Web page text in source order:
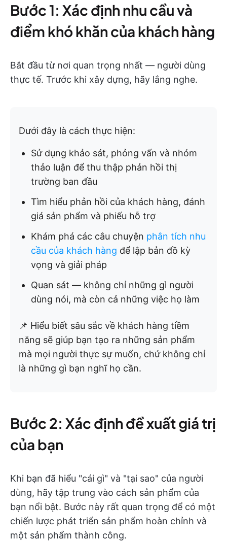
Bước 1: Xác định nhu cầu và
điểm khó khăn của khách hàng
Bắt đầu từ nơi quan trọng nhất — người dùng
thực tế. Trước khi xây dựng, hãy lắng nghe.
Dưới đây là cách thực hiện:
Sử dụng khảo sát, phỏng vấn và nhóm
thảo luận để thu thập phản hồi thị
trường ban đầu
Tìm hiểu phản hồi của khách hàng, đánh
giá sản phẩm và phiếu hỗ trợ
Khám phá các câu chuyện phân tích nhu
cầu của khách hàng để lập bản đồ kỳ
vọng và giải pháp
Quan sát — không chỉ những gì người
dùng nói, mà còn cả những việc họ làm
📌 Hiểu biết sâu sắc về khách hàng tiềm
năng sẽ giúp bạn tạo ra những sản phẩm
mà mọi người thực sự muốn, chứ không chỉ
là những gì bạn nghĩ họ cần.
Bước 2: Xác định đề xuất giá trị
của bạn
Khi bạn đã hiểu "cái gì" và "tại sao" của người
dùng, hãy tập trung vào cách sản phẩm của
bạn nổi bật. Bước này rất quan trọng để có một
chiến lược phát triển sản phẩm hoàn chỉnh và
một sản phẩm thành công.